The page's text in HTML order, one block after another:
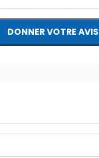
DONNER VOTRE AVIS